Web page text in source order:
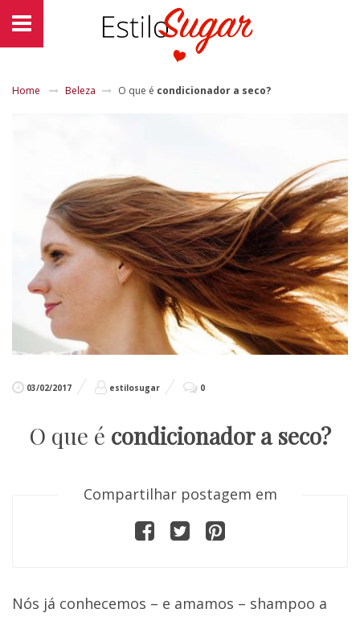
Home Beleza O que é condicionador a seco?
03/02/2017 estilosugar 0
O que é condicionador a seco?
Compartilhar postagem em
Nós já conhecemos – e amamos – shampoo a